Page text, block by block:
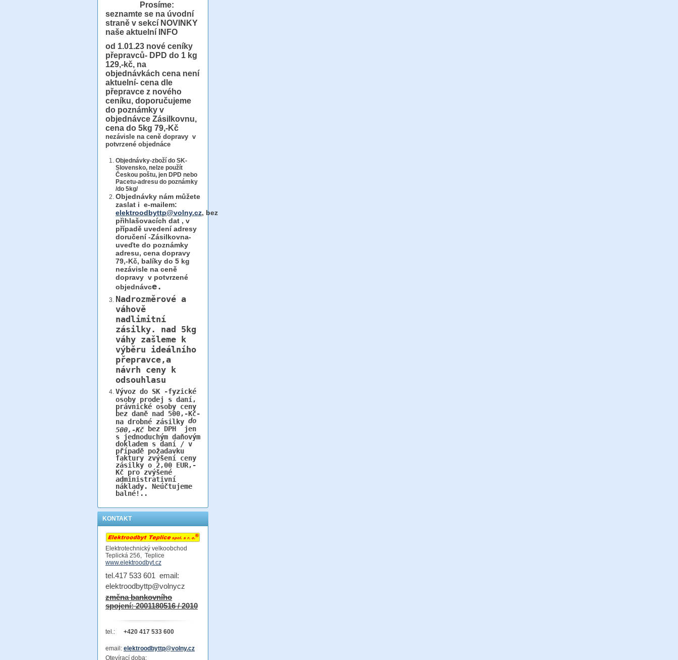
Prosíme:
seznamte se na úvodní
straně v sekcí NOVINKY
naše aktuelní INFO
od 1.01.23 nové ceníky
přepravců- DPD do 1 kg
129,-kč, na
objednávkách cena není
aktuelní- cena dle
přepravce z nového
ceníku, doporučujeme
do poznámky v
objednávce Zásilkovnu,
cena do 5kg 79,-Kč
nezávisle na ceně dopravy v
potvrzené objednáce
Objednávky-zboží do SK-
Slovensko, nelze použít
Českou poštu, jen DPD nebo
Pacetu-adresu do poznámky
/do 5kg/
Objednávky nám můžete
zaslat i e-mailem:
elektroodbyttp@volny.cz, bez
přihlašovacích dat , v
případě uvedení adresy
doručení -Zásilkovna-
uveďte do poznámky
adresu, cena dopravy
79,-Kč, balíky do 5 kg
nezávisle na ceně
dopravy v potvrzené
objednávce.
Nadrozměrové a
váhově
nadlimitní
zásilky. nad 5kg
váhy zašleme k
výběru ideálního
přepravce,a
návrh ceny k
odsouhlasu
Vývoz do SK -fyzické
osoby prodej s daní,
právnické osoby ceny
bez daně nad 500,-Kč-
na drobné zásilky do
500,-Kčbez DPH jen
s jednoduchým daňovým
dokladem s daní / v
případě požadavku
faktury zvýšení ceny
zásilky o 2,00 EUR,-
Kč pro zvýšené
administrativní
náklady. Neúčtujeme
balné!..
KONTAKT
Elektrotechnický velkoobchod
Teplická 256, Teplice
www.elektroodbyt.cz
tel.417 533 601 email:
elektroodbyttp@volnycz
změna bankovního
spojení: 2001180516 / 2010
tel.: +420 417 533 600
email: elektroodbyttp@volny.cz
Otevírací doba: